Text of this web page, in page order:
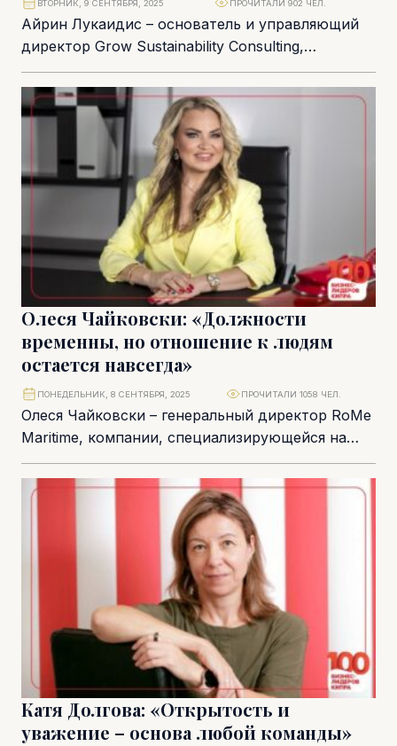
Айрин Лукаидис – основатель и управляющий
директор Grow Sustainability Consulting,
компании, которая помогает организациям
соединить бизнес с ответственностью,
выстроить устойчивую...
ВТОРНИК, 9 СЕНТЯБРЯ, 2025 ПРОЧИТАЛИ 902 ЧЕЛ.
Олеся Чайковски: «Должности
временны, но отношение к людям
остается навсегда»
Олеся Чайковски – генеральный директор RoMe
Maritime, компании, специализирующейся на
управлении экипажами и перевозками
химикатов. В морскую индустрию она пришла...
ПОНЕДЕЛЬНИК, 8 СЕНТЯБРЯ, 2025 ПРОЧИТАЛИ 1058 ЧЕЛ.
Катя Долгова: «Открытость и
уважение – основа любой команды»